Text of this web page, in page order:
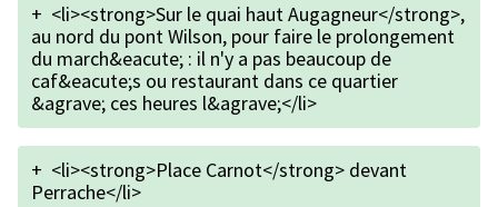
+ <li><strong>Sur le quai haut Augagneur</strong>,
au nord du pont Wilson, pour faire le prolongement
du march&eacute; : il n'y a pas beaucoup de
caf&eacute;s ou restaurant dans ce quartier
&agrave; ces heures l&agrave;</li>
+ <li><strong>Place Carnot</strong> devant
Perrache</li>